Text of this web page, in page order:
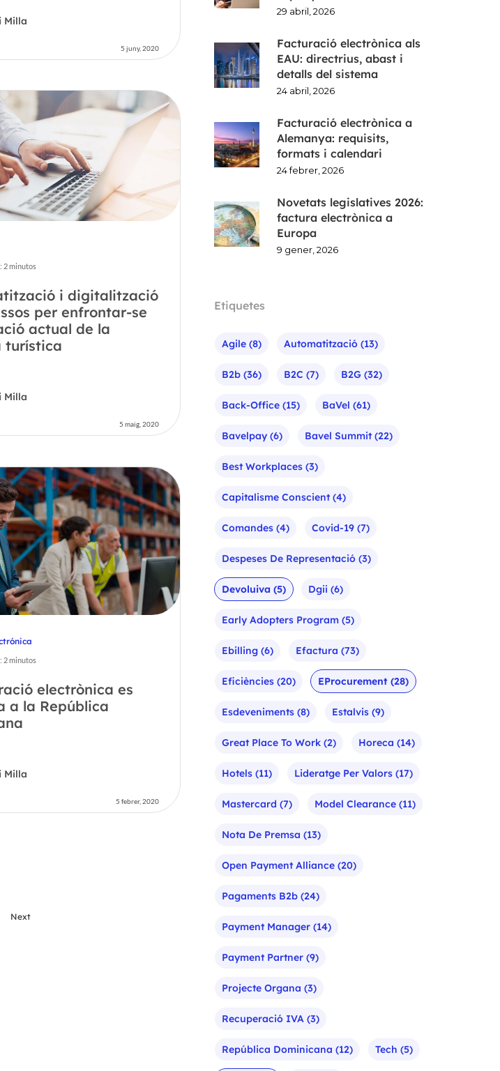
Milla
5 juny, 2020
2minutos
i digitalització
per enfrontar-se
actual de la
turística
Milla
5 maig, 2020
2minutos
electrònica es
a la República
Milla
5 febrer, 2020
Next
29 abril, 2026
Facturació electrònica als
EAU: directrius, abast i
detalls del sistema
24 abril, 2026
Facturació electrònica a
Alemanya: requisits,
formats i calendari
24 febrer, 2026
Novetats legislatives 2026:
factura electrònica a
Europa
9 gener, 2026
Etiquetes
Agile(8) Automatització(13)
B2b(36) B2C (7) B2G(32)
Back-Office(15) BaVel (61)
Bavelpay(6) Bavel Summit(22)
Best Workplaces(3)
Capitalisme Conscient(4)
Comandes(4) Covid-19(7)
Despeses De Representació(3)
Devoluiva (5) Dgii (6)
Early Adopters Program(5)
Ebilling(6) Efactura (73)
Eficiències(20) EProcurement(28)
Esdeveniments(8) Estalvis(9)
Great Place To Work(2) Horeca (14)
Hotels(11) Lideratge Per Valors(17)
Mastercard (7) Model Clearance(11)
Nota De Premsa (13)
Open Payment Alliance(20)
Pagaments B2b(24)
Payment Manager(14)
Payment Partner(9)
Projecte Organa (3)
Recuperació IVA (3)
República Dominicana (12) Tech (5)